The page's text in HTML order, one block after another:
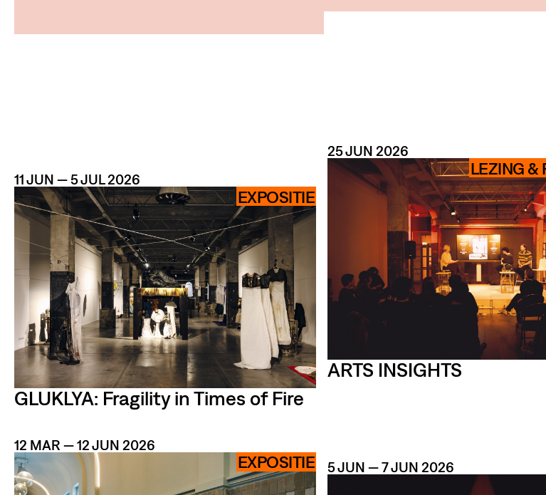
HISTORIE AGENDA
ARCHIVE
11 JUN — 5 JUL 2026
EXPOSITIE
GLUKLYA: Fragility in Times of Fire
25 JUN 2026
LEZING &
ARTS INSIGHTS
12 MAR — 12 JUN 2026
EXPOSITIE 5 JUN — 7 JUN 2026